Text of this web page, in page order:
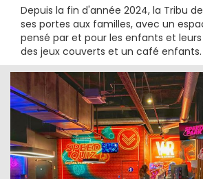
Depuis la fin d'année 2024, la Tribu
ses portes aux familles, avec un
pensé par et pour les enfants et
des jeux couverts et un café enfants.